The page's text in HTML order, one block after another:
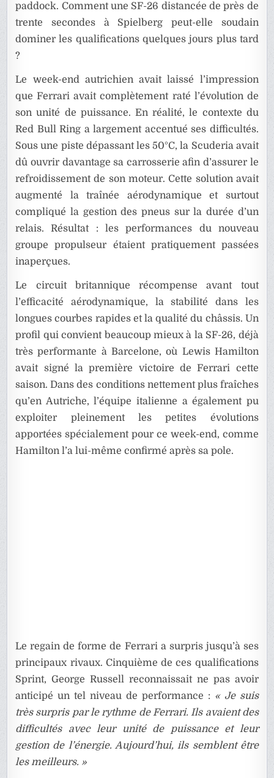
paddock. Comment une SF-26 distancée de près de
trente secondes à Spielberg peut-elle soudain
dominer les qualifications quelques jours plus tard
?
Le week-end autrichien avait laissé l’impression
que Ferrari avait complètement raté l’évolution de
son unité de puissance. En réalité, le contexte du
Red Bull Ring a largement accentué ses difficultés.
Sous une piste dépassant les 50°C, la Scuderia avait
dû ouvrir davantage sa carrosserie afin d’assurer le
refroidissement de son moteur. Cette solution avait
augmenté la traînée aérodynamique et surtout
compliqué la gestion des pneus sur la durée d’un
relais. Résultat : les performances du nouveau
groupe propulseur étaient pratiquement passées
inaperçues.
Le circuit britannique récompense avant tout
l’efficacité aérodynamique, la stabilité dans les
longues courbes rapides et la qualité du châssis. Un
profil qui convient beaucoup mieux à la SF-26, déjà
très performante à Barcelone, où Lewis Hamilton
avait signé la première victoire de Ferrari cette
saison. Dans des conditions nettement plus fraîches
qu’en Autriche, l’équipe italienne a également pu
exploiter pleinement les petites évolutions
apportées spécialement pour ce week-end, comme
Hamilton l’a lui-même confirmé après sa pole.
Le regain de forme de Ferrari a surpris jusqu’à ses
principaux rivaux. Cinquième de ces qualifications
Sprint, George Russell reconnaissait ne pas avoir
anticipé un tel niveau de performance : « Je suis
très surpris par le rythme de Ferrari. Ils avaient des
difficultés avec leur unité de puissance et leur
gestion de l’énergie. Aujourd’hui, ils semblent être
les meilleurs. »